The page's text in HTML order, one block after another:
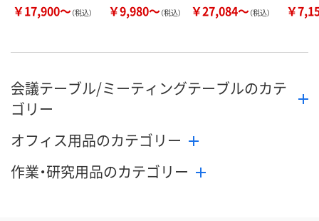
￥17,900～（税込） ￥9,980～（税込） ￥27,084～（税込） ￥
会議テーブル/ミーティングテーブルのカテ
ゴリー
オフィス用品のカテゴリー
作業・研究用品のカテゴリー